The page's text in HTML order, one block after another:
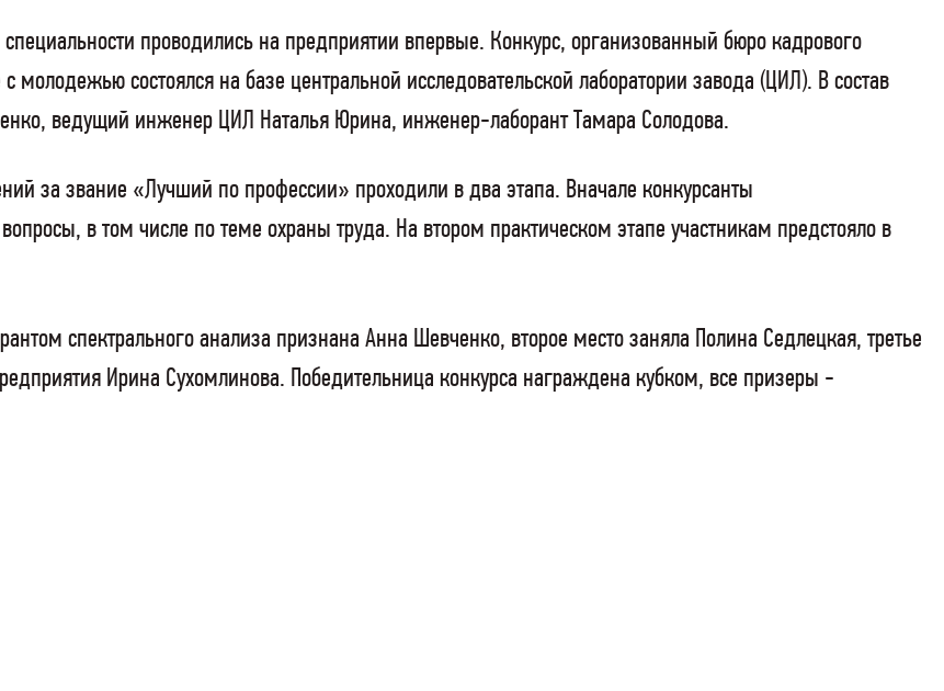
проводились на предприятии впервые. Конкурс, организованный бюро кадрового
молодежью состоялся на базе центральной исследовательской лаборатории завода (ЦИЛ). В состав
ведущий инженер ЦИЛ Наталья Юрина, инженер-лаборант Тамара Солодова.
за звание «Лучший по профессии» проходили в два этапа. Вначале конкурсанты
в том числе по теме охраны труда. На втором практическом этапе участникам предстояло в
спектрального анализа признана Анна Шевченко, второе место заняла Полина Седлецкая, третье
Ирина Сухомлинова. Победительница конкурса награждена кубком, все призеры -